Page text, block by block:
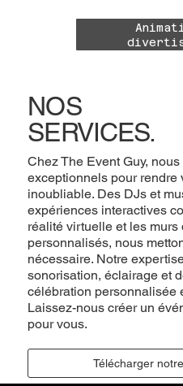
NOS
SERVICES.
Chez The Event Guy,
exceptionnels pour rendre
inoubliable. Des DJs et
expériences interactives
réalité virtuelle et les murs
personnalisés, nous
nécessaire. Notre
sonorisation, éclairage et
célébration personnalisée
Laissez-nous créer un
pour vous.
Télécharger